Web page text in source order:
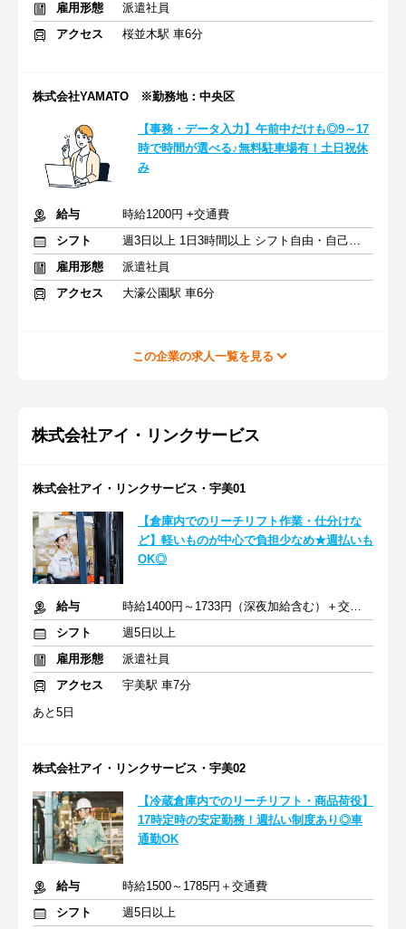
雇用形態
派遣社員
アクセス
桜並木駅 車6分
株式会社YAMATO ※勤務地：中央区
【事務・データ入力】午前中だけも◎9～17
時で時間が選べる♪無料駐車場有！土日祝休
み
給与
時給1200円 +交通費
シフト
週3日以上 1日3時間以上 シフト自由・自己申告
雇用形態
派遣社員
アクセス
大濠公園駅 車6分
この企業の求人一覧を見る
株式会社アイ・リンクサービス
株式会社アイ・リンクサービス・宇美01
【倉庫内でのリーチリフト作業・仕分けな
ど】軽いものが中心で負担少なめ★週払いも
OK◎
給与
時給1400円～1733円（深夜加給含む）＋交通費
シフト
週5日以上
雇用形態
派遣社員
アクセス
宇美駅 車7分
あと5日
株式会社アイ・リンクサービス・宇美02
【冷蔵倉庫内でのリーチリフト・商品荷役】
17時定時の安定勤務！週払い制度あり◎車
通勤OK
給与
時給1500～1785円＋交通費
シフト
週5日以上